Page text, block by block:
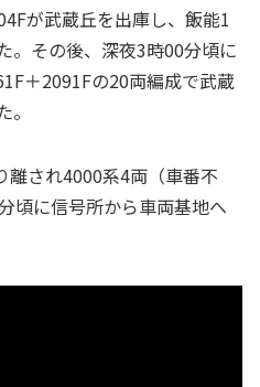
が武蔵丘を出庫し、飯能1
。その後、深夜3時00分頃に
＋2091Fの20両編成で武蔵
離され4000系4両（車番不
頃に信号所から車両基地へ